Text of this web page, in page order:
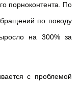
порноконтента. По
по поводу
на 300% за
с проблемой